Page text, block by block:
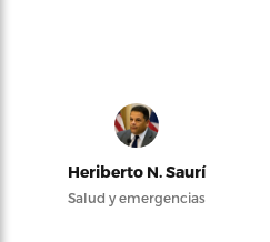
Heriberto N. Saurí
Salud y emergencias